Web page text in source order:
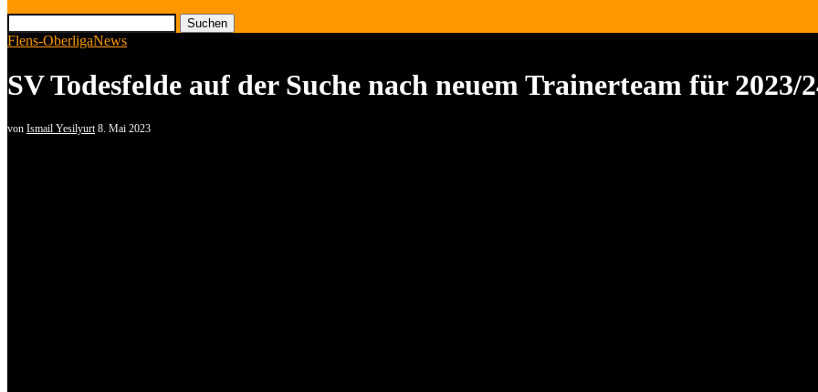
Suchen
Flens-OberligaNews
SV Todesfelde auf der Suche nach neuem Trainerteam für 2023/
von Ismail Yesilyurt 8. Mai 2023